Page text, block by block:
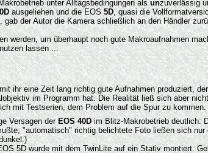
unter Alltagsbedingungen alsunzuverlässig
ausgeliehen und die EOS5D, quasi die
der Autor die Kamera schließlich an den Händler
werden, um überhaupt noch gute Makroaufnahmen
lassen ...
ihr eine Zeit lang richtig gute Aufnahmen produziert,
im Programm hat. Die Realität ließ sich aber
mit Testserien, dem Problem auf die Spur zu kommen.
Versagen derEOS 40D im Blitz-Makrobetrieb deutlich:
"automatisch" richtig belichtete Foto ließen sich
5D wurde mit dem TwinLite auf ein Stativ montiert.